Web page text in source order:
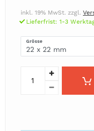
Grösse
inkl. 19% MwSt. zzgl.
Lieferfrist: 1-3